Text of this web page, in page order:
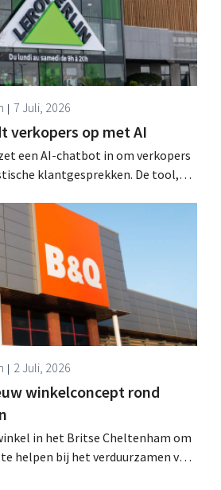
7 Juli, 2026
verkopers op met AI
een AI-chatbot in om verkopers
klantgesprekken. De tool,
en leverde volgens de
bij teams, betere commerciële
klanten op.
2 Juli, 2026
winkelconcept rond
in het Britse Cheltenham om
helpen bij het verduurzamen van